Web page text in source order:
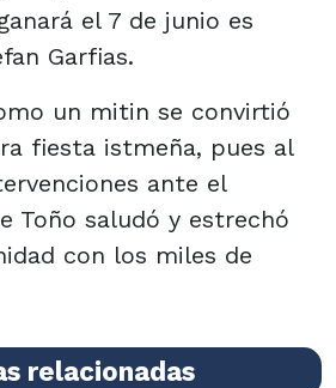
el 7 de junio es
Garfias.
un mitin se convirtió
fiesta istmeña, pues al
ante el
Toño saludó y estrechó
con los miles de
relacionadas